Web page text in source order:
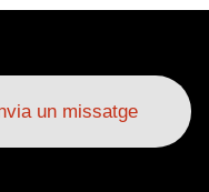
un missatge